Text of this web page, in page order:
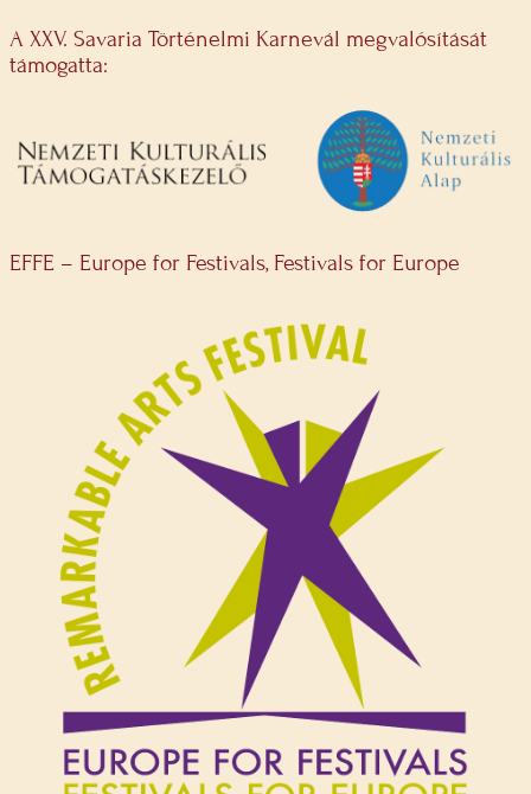
A XXV. Savaria Történelmi Karnevál megvalósítását
támogatta:
EFFE – Europe for Festivals, Festivals for Europe